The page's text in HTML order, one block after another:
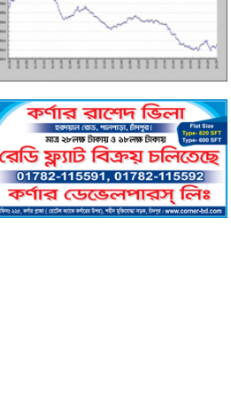
এক সপ্তাহে শনাক্ত বেড়েছে ৫৫%, মৃত্যু ৪৬%